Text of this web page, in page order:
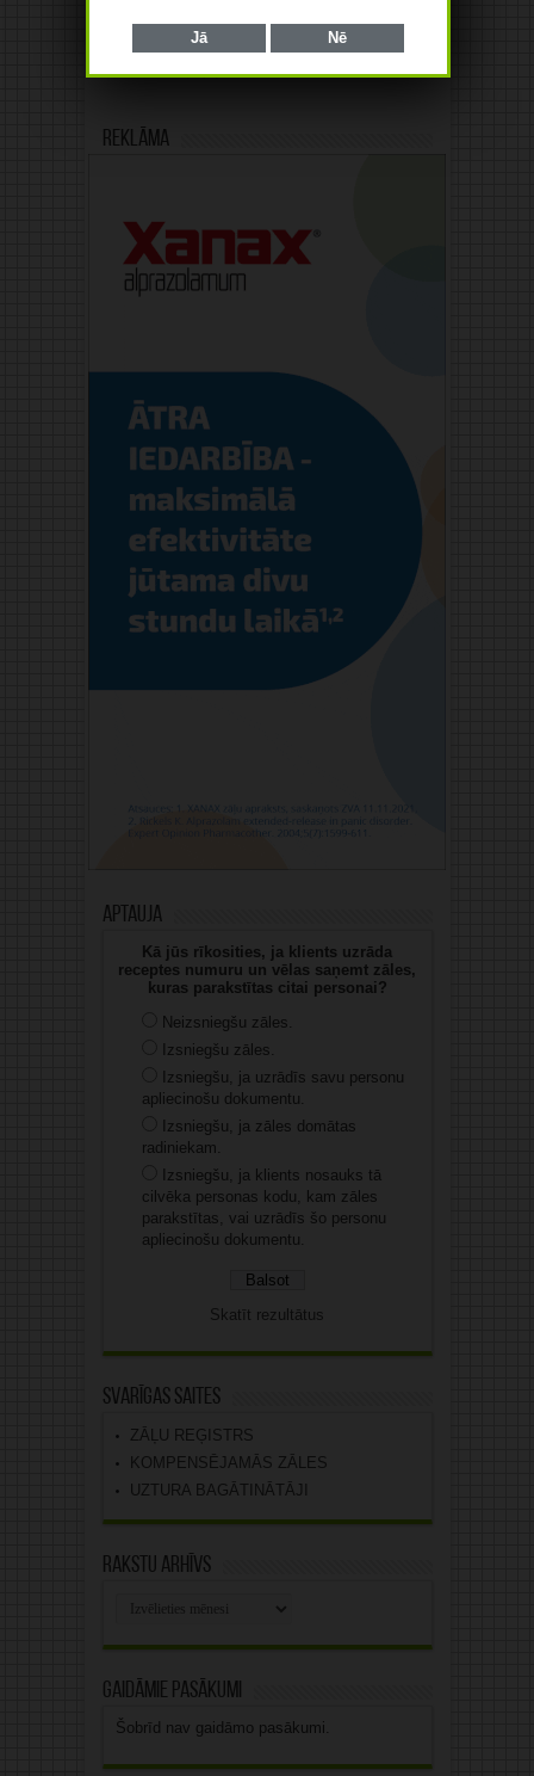
Reklāma
Aptauja
Kā jūs rīkosities, ja klients uzrāda
receptes numuru un vēlas saņemt zāles,
kuras parakstītas citai personai?
Neizsniegšu zāles.
Izsniegšu zāles.
Izsniegšu, ja uzrādīs savu personu
apliecinošu dokumentu.
Izsniegšu, ja zāles domātas
radiniekam.
Izsniegšu, ja klients nosauks tā
cilvēka personas kodu, kam zāles
parakstītas, vai uzrādīs šo personu
apliecinošu dokumentu.
Skatīt rezultātus
Svarīgas saites
ZĀĻU REĢISTRS
KOMPENSĒJAMĀS ZĀLES
UZTURA BAGĀTINĀTĀJI
Rakstu arhīvs
Gaidāmie pasākumi
Šobrīd nav gaidāmo pasākumi.
Jā Nē